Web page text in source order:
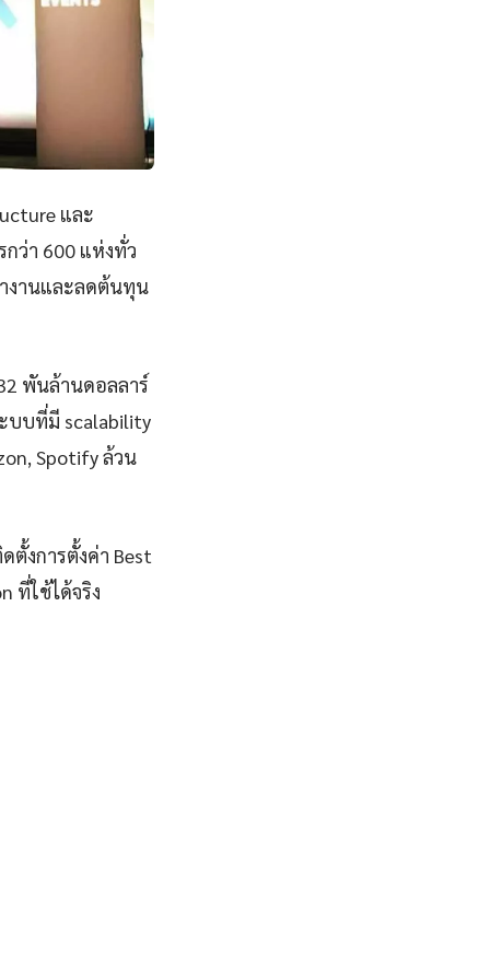
และ
ว่า 600 แห่งทั่ว
ำงานและลดต้นทุน
พันล้านดอลลาร์
ะบบที่มี scalability
Spotify ล้วน
ตั้งการตั้งค่า Best
ที่ใช้ได้จริง